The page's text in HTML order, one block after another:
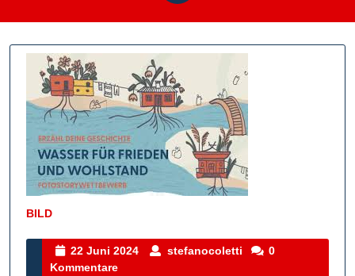
BILD
Kategorie
22 Juni 2024
22
stefanocoletti stefanocoletti
0
Kommentare